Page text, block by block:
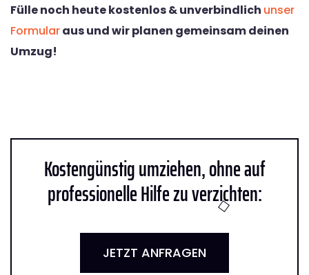
Fülle noch heute kostenlos & unverbindlich unser
Formularaus und wir planen gemeinsam deinen
Umzug!
Kostengünstig umziehen, ohne auf
professionelle Hilfe zu verzichten:
JETZT ANFRAGEN